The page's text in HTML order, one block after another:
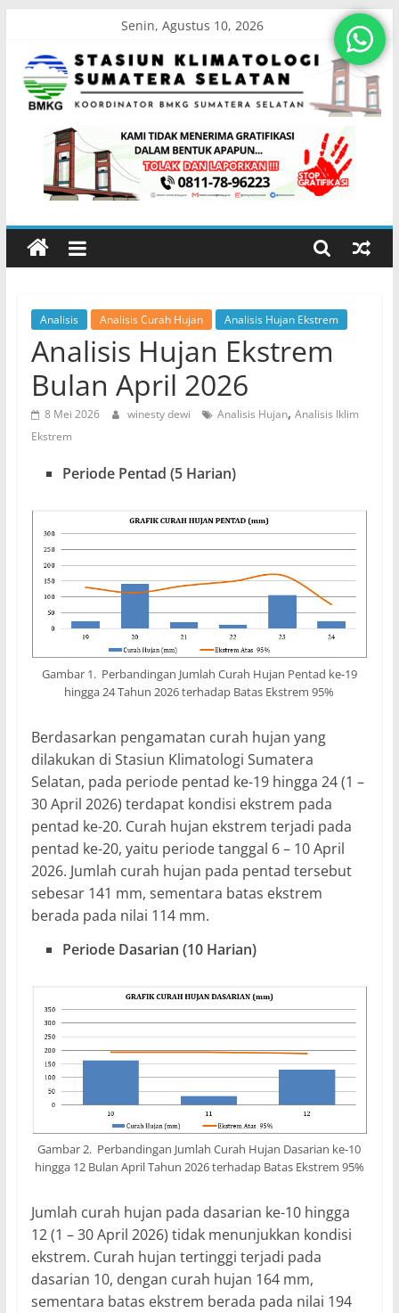
content
Senin, Agustus 10, 2026
Stasiun
Klimatologi
Sumatera
Koordinator
BMKG
Sumatera
Selatan
Analisis Analisis Curah Hujan Analisis Hujan Ekstrem
Analisis Hujan Ekstrem
Bulan April 2026
8 Mei 2026 winesty dewi Analisis Hujan, Analisis Iklim
Ekstrem
Periode Pentad (5 Harian)
Gambar 1. Perbandingan Jumlah Curah Hujan Pentad ke-19
hingga 24 Tahun 2026 terhadap Batas Ekstrem 95%
Berdasarkan pengamatan curah hujan yang
dilakukan di Stasiun Klimatologi Sumatera
Selatan, pada periode pentad ke-19 hingga 24 (1 –
30 April 2026) terdapat kondisi ekstrem pada
pentad ke-20. Curah hujan ekstrem terjadi pada
pentad ke-20, yaitu periode tanggal 6 – 10 April
2026. Jumlah curah hujan pada pentad tersebut
sebesar 141 mm, sementara batas ekstrem
berada pada nilai 114 mm.
Periode Dasarian (10 Harian)
Gambar 2. Perbandingan Jumlah Curah Hujan Dasarian ke-10
hingga 12 Bulan April Tahun 2026 terhadap Batas Ekstrem 95%
Jumlah curah hujan pada dasarian ke-10 hingga
12 (1 – 30 April 2026) tidak menunjukkan kondisi
ekstrem. Curah hujan tertinggi terjadi pada
dasarian 10, dengan curah hujan 164 mm,
sementara batas ekstrem berada pada nilai 194